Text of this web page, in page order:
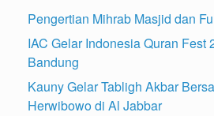
Pengertian Mihrab Masjid dan
IAC Gelar Indonesia Quran Fest
Bandung
Kauny Gelar Tabligh Akbar
Herwibowo di Al Jabbar